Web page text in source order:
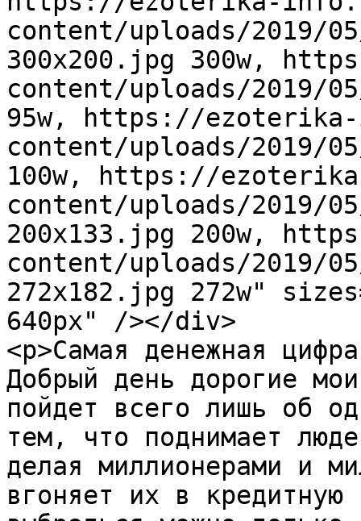
content/uploads/2019/
300x200.jpg 300w,
content/uploads/2019/
95w, https://ezoterika-
content/uploads/2019/
100w, https://
content/uploads/2019/
200x133.jpg 200w,
content/uploads/2019/
272x182.jpg 272w"
640px" /></div>
<p>Самая денежная
Добрый день дорогие
пойдет всего лишь об
тем, что поднимает
делая миллионерами и
вгоняет их в